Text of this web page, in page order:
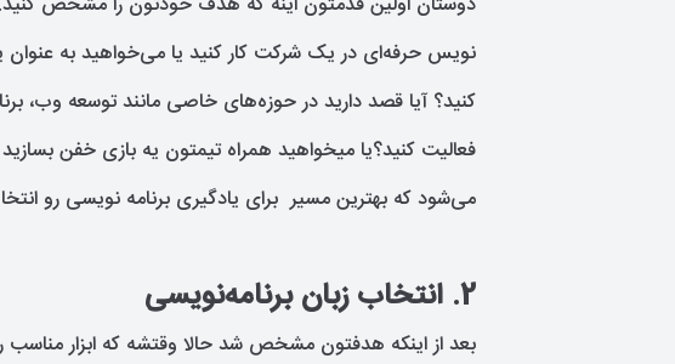
نویس حرفه‌ای در یک شرکت کار کنید یا می‌خواهید به
کنید؟ آیا قصد دارید در حوزه‌های خاصی مانند توسعه وب،
فعالیت کنید؟یا میخواهید همراه تیمتون یه بازی خفن
می‌شود که بهترین مسیر برای یادگیری برنامه نویسی رو
2. انتخاب زبان برنامه‌نویسی
بعد از اینکه هدفتون مشخص شد حالا وقتشه که ابزار مناسب